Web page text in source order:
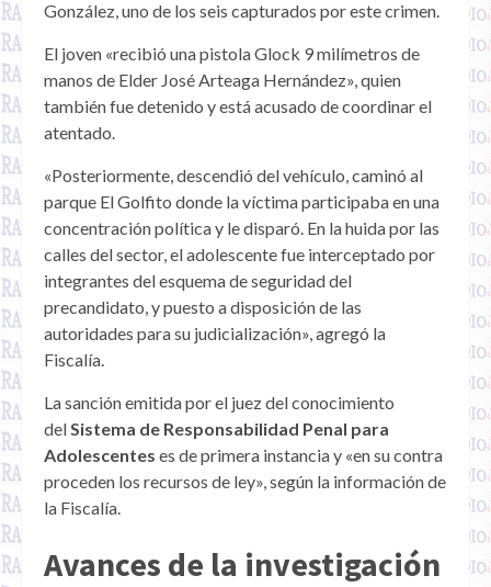
González, uno de los seis capturados por este crimen.
El joven «recibió una pistola Glock 9 milímetros de
manos de Elder José Arteaga Hernández», quien
también fue detenido y está acusado de coordinar el
atentado.
«Posteriormente, descendió del vehículo, caminó al
parque El Golfito donde la víctima participaba en una
concentración política y le disparó. En la huida por las
calles del sector, el adolescente fue interceptado por
integrantes del esquema de seguridad del
precandidato, y puesto a disposición de las
autoridades para su judicialización», agregó la
Fiscalía.
La sanción emitida por el juez del conocimiento
delSistema de Responsabilidad Penal para
Adolescentes es de primera instancia y «en su contra
proceden los recursos de ley», según la información de
la Fiscalía.
Avances de la investigación